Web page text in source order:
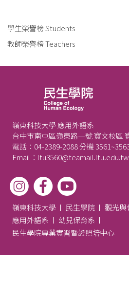
學生榮譽榜 Students
教師榮譽榜 Teachers
嶺東科技大學 應用外語系
台中市南屯區嶺東路一號 寶文校區
電話：04-2389-2088 分機
Email：ltu3560@teamail.ltu.edu.tw
嶺東科技大學 民生學院
觀光與
應用外語系
幼兒保育系
民生學院專業實習暨證照培中心